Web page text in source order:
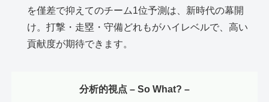
を僅差で抑えてのチーム1位予測は、新時代の幕開
け。打撃・走塁・守備どれもがハイレベルで、高い
貢献度が期待できます。
分析的視点 – So What? –